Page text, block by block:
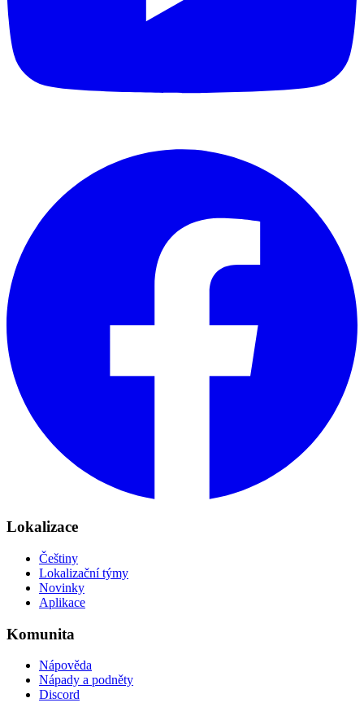
Lokalizace
Češtiny
Lokalizační týmy
Novinky
Aplikace
Komunita
Nápověda
Nápady a podněty
Discord